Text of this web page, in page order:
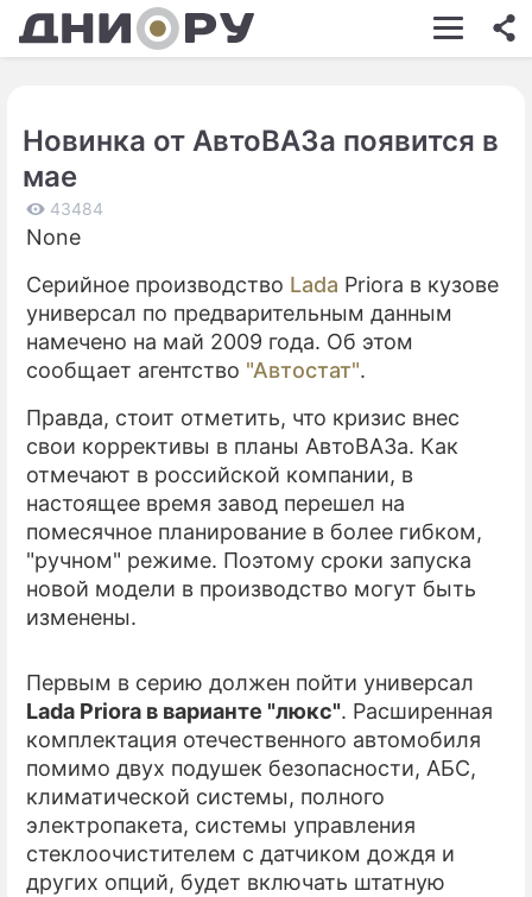
ШОУ-БИЗНЕС
КИНО
ЭКОНОМИКА
ПРОИСШЕСТВИЯ
СТИЛЬ ЖИЗНИ
СЕРИАЛЫ
ИГРЫ
ПРЕСС-РЕЛИЗЫ
Новинка от АвтоВАЗа появится в
мае
43484
None
Серийное производство Lada Priora в кузове
универсал по предварительным данным
намечено на май 2009 года. Об этом
сообщает агентство "Автостат".
Правда, стоит отметить, что кризис внес
свои коррективы в планы АвтоВАЗа. Как
отмечают в российской компании, в
настоящее время завод перешел на
помесячное планирование в более гибком,
"ручном" режиме. Поэтому сроки запуска
новой модели в производство могут быть
изменены.
Первым в серию должен пойти универсал
Lada Priora в варианте "люкс". Расширенная
комплектация отечественного автомобиля
помимо двух подушек безопасности, АБС,
климатической системы, полного
электропакета, системы управления
стеклоочистителем с датчиком дождя и
других опций, будет включать штатную